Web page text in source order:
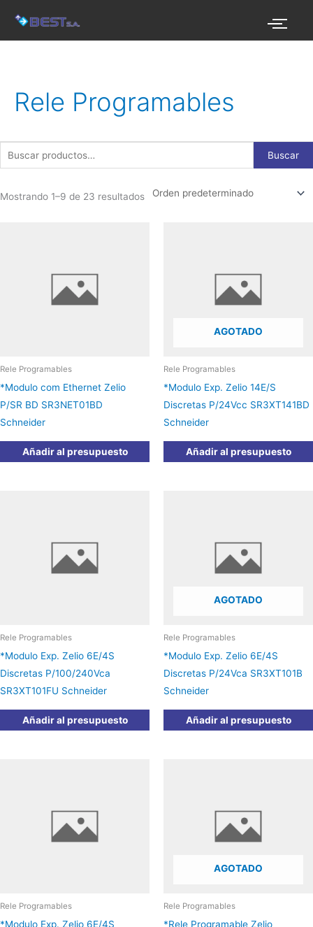
contenido
Rele Programables
Buscar
Mostrando 1–9 de 23 resultados
Rele Programables
*Modulo com Ethernet Zelio
P/SR BD SR3NET01BD
Schneider
Añadir al presupuesto
AGOTADO
Rele Programables
*Modulo Exp. Zelio 14E/S
Discretas P/24Vcc SR3XT141BD
Schneider
Añadir al presupuesto
Rele Programables
*Modulo Exp. Zelio 6E/4S
Discretas P/100/240Vca
SR3XT101FU Schneider
Añadir al presupuesto
AGOTADO
Rele Programables
*Modulo Exp. Zelio 6E/4S
Discretas P/24Vca SR3XT101B
Schneider
Añadir al presupuesto
Rele Programables
*Modulo Exp. Zelio 6E/4S
AGOTADO
Rele Programables
*Rele Programable Zelio